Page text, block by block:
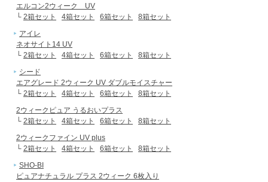
エルコン2ウィーク UV
└ 2箱セット 4箱セット 6箱セット
8箱セット
アイレ
ネオサイト14 UV
└ 2箱セット 4箱セット 6箱セット
8箱セット
シード
エアグレード 2ウィーク UV ダブルモイスチャー
└ 2箱セット 4箱セット 6箱セット
8箱セット
2ウィークピュア うるおいプラス
└ 2箱セット 4箱セット 6箱セット
8箱セット
2ウィークファイン UV plus
└ 2箱セット 4箱セット 6箱セット
8箱セット
SHO-BI
ピュアナチュラル プラス 2ウィーク 6枚入り